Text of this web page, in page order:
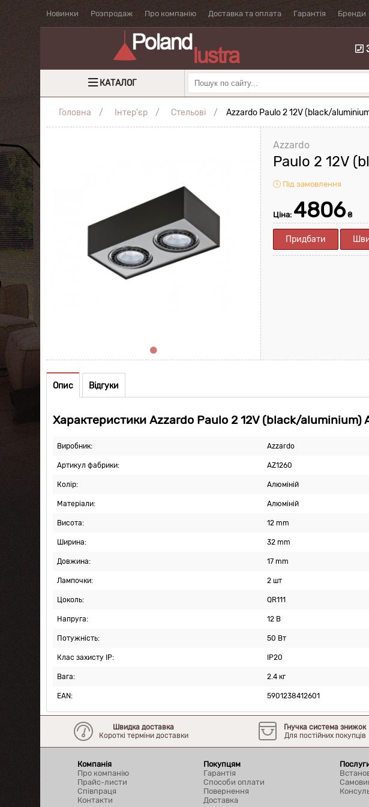
Новинки Розпродаж Про компанію Доставка та оплата Гарантія Бренди
КАТАЛОГ
Головна Інтер'єр Стельові Azzardo Paulo 2 12V (black/
Azzardo
Paulo 2 12V
Під замовлення
Ціна: 4806₴
Придбати
Опис Відгуки
Характеристики Azzardo Paulo 2 12V (black/aluminium)
Виробник: Azzardo
Артикул фабрики: AZ1260
Колір: Алюміній
Матеріали: Алюміній
Висота: 12 mm
Ширина: 32 mm
Довжина: 17 mm
Лампочки: 2 шт
Цоколь: QR111
Напруга: 12 В
Потужність: 50 Вт
Клас захисту IP: IP20
Вага: 2.4 кг
EAN: 5901238412601
Швидка доставка
Короткі терміни доставки
Гнучка система знижок
Для постійних покупців
Компанія
Про компанію
Прайс-листи
Співпраця
Контакти
Покупцям
Гарантія
Способи оплати
Повернення
Доставка